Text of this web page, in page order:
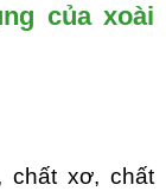
của xoài
chất xơ, chất